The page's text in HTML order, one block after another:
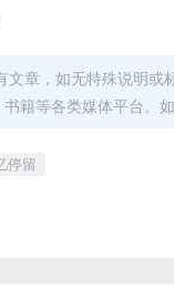
文章，如无特殊说明
籍等各类媒体平台。
停留